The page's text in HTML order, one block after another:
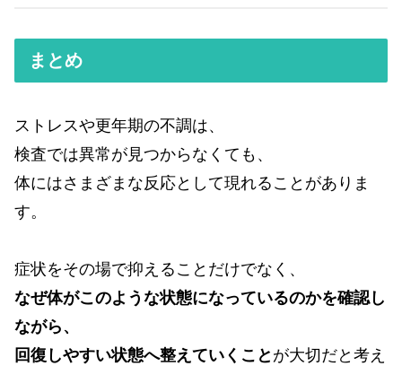
まとめ
ストレスや更年期の不調は、
検査では異常が見つからなくても、
体にはさまざまな反応として現れることがありま
す。
症状をその場で抑えることだけでなく、
なぜ体がこのような状態になっているのかを確認し
ながら、
回復しやすい状態へ整えていくこと が大切だと考え